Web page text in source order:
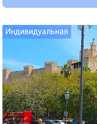
Индивидуальная